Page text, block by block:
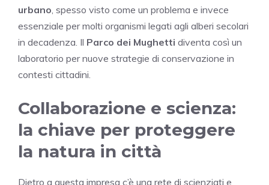
urbano , spesso visto come un problema e invece
essenziale per molti organismi legati agli alberi secolari
in decadenza. Il Parco dei Mughetti diventa così un
laboratorio per nuove strategie di conservazione in
contesti cittadini.
Collaborazione e scienza:
la chiave per proteggere
la natura in città
Dietro a questa impresa c’è una rete di scienziati e